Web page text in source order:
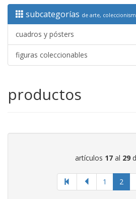
subcategorías de arte,
cuadros y pósters
figuras coleccionables
productos
artículos 17 al 29
1 2